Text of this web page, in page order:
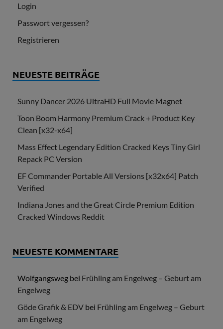
Login
Passwort vergessen?
Registrieren
NEUESTE BEITRÄGE
Sunny Dancer 2026 UltraHD Full Movie Magnet
Toon Boom Harmony Premium Crack + Product Key
Clean [x32-x64]
Mass Effect Legendary Edition Cracked Keys Tiny Girl
Repack PC Version
EF Commander Portable All Versions [x32x64] Patch
Verified
Indiana Jones and the Great Circle Premium Edition
Cracked Windows Reddit
NEUESTE KOMMENTARE
Wolfgangsweg bei Frühling am Engelweg – Geburt am
Engelweg
Göde Grafik & EDV bei Frühling am Engelweg – Geburt
am Engelweg